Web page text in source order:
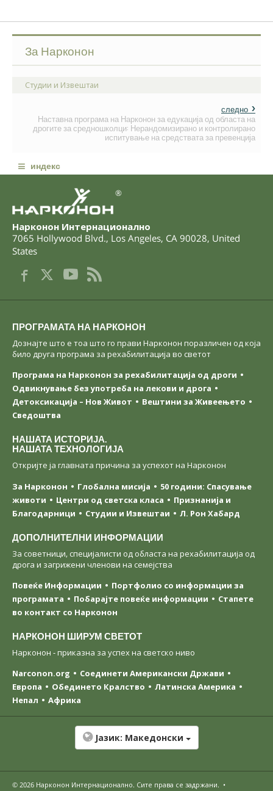
За Нарконон
Студии и Извештаи
следно
Наставна програма на Нарконон за едукација од областа на
дрогите за средношколци: Нерандомизирано и контролирано
испитување на средствата за превенција
≡ индекс
®
Нарконон Интернационално
7065 Hollywood Blvd., Los Angeles, CA 90028, United
States
ПРОГРАМАТА НА НАРКОНОН
Дознајте што е тоа што го прави Нарконон поразличен од која
било друга програма за рехабилитација во светот
Програма на Нарконон за рехабилитација од дроги
Одвикнување без употреба на лекови и дрога
Детоксикација – Нов Живот
Вештини за Живеењетo
Сведоштва
НАШАТА ИСТОРИЈА.
НАШАТА ТЕХНОЛОГИЈА
Откријте ја главната причина за успехот на Нарконон
За Нарконон
Глобална мисија
50 години: Спасување
животи
Центри од светска класa
Признанија и
Благодарници
Студии и Извештаи Л. Рон Хабард
ДОПОЛНИТЕЛНИ ИНФОРМАЦИИ
За советници, специјалисти од областа на рехабилитација од
дрога и загрижени членови на семејства
Повеќе Информации
Портфолио со информации за
програмата
Побарајте повеќе информации
Стапете
во контакт со Нарконон
НАРКОНОН ШИРУМ СВЕТОТ
Нарконон - приказна за успех на светско ниво
Narconon.org
Соединети Американски Држави
Европа
Обединето Кралство
Латинска Америка
Непал
Африка
Јазик: Македонски
© 2026 Нарконон Интернационално. Сите права се задржани. •